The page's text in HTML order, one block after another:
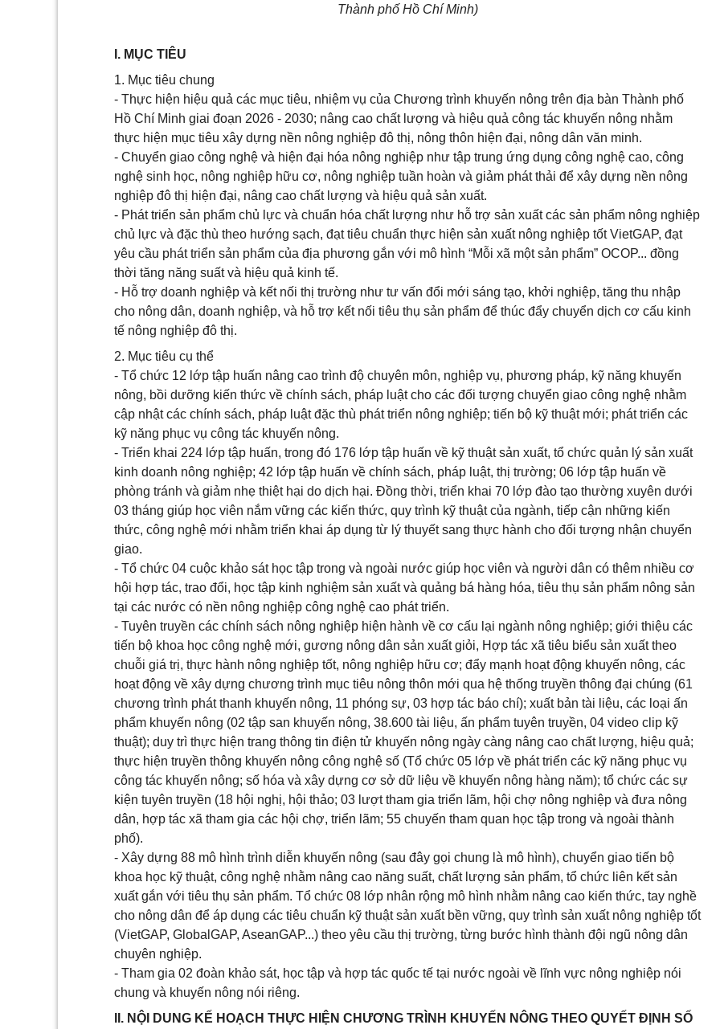
Thành phố Hồ Chí Minh)
I. MỤC TIÊU
1. Mục tiêu chung
- Thực hiện hiệu quả các mục tiêu, nhiệm vụ của Chương trình khuyến nông trên địa bàn Thành phố
Hồ Chí Minh giai đoạn 2026 - 2030; nâng cao chất lượng và hiệu quả công tác khuyến nông nhằm
thực hiện mục tiêu xây dựng nền nông nghiệp đô thị, nông thôn hiện đại, nông dân văn minh.
- Chuyển giao công nghệ và hiện đại hóa nông nghiệp như tập trung ứng dụng công nghệ cao, công
nghệ sinh học, nông nghiệp hữu cơ, nông nghiệp tuần hoàn và giảm phát thải để xây dựng nền nông
nghiệp đô thị hiện đại, nâng cao chất lượng và hiệu quả sản xuất.
- Phát triển sản phẩm chủ lực và chuẩn hóa chất lượng như hỗ trợ sản xuất các sản phẩm nông nghiệp
chủ lực và đặc thù theo hướng sạch, đạt tiêu chuẩn thực hiện sản xuất nông nghiệp tốt VietGAP, đạt
yêu cầu phát triển sản phẩm của địa phương gắn với mô hình “Mỗi xã một sản phẩm” OCOP... đồng
thời tăng năng suất và hiệu quả kinh tế.
- Hỗ trợ doanh nghiệp và kết nối thị trường như tư vấn đổi mới sáng tạo, khởi nghiệp, tăng thu nhập
cho nông dân, doanh nghiệp, và hỗ trợ kết nối tiêu thụ sản phẩm để thúc đẩy chuyển dịch cơ cấu kinh
tế nông nghiệp đô thị.
2. Mục tiêu cụ thể
- Tổ chức 12 lớp tập huấn nâng cao trình độ chuyên môn, nghiệp vụ, phương pháp, kỹ năng khuyến
nông, bồi dưỡng kiến thức về chính sách, pháp luật cho các đối tượng chuyển giao công nghệ nhằm
cập nhật các chính sách, pháp luật đặc thù phát triển nông nghiệp; tiến bộ kỹ thuật mới; phát triển các
kỹ năng phục vụ công tác khuyến nông.
- Triển khai 224 lớp tập huấn, trong đó 176 lớp tập huấn về kỹ thuật sản xuất, tổ chức quản lý sản xuất
kinh doanh nông nghiệp; 42 lớp tập huấn về chính sách, pháp luật, thị trường; 06 lớp tập huấn về
phòng tránh và giảm nhẹ thiệt hại do dịch hại. Đồng thời, triển khai 70 lớp đào tạo thường xuyên dưới
03 tháng giúp học viên nắm vững các kiến thức, quy trình kỹ thuật của ngành, tiếp cận những kiến
thức, công nghệ mới nhằm triển khai áp dụng từ lý thuyết sang thực hành cho đối tượng nhận chuyển
giao.
- Tổ chức 04 cuộc khảo sát học tập trong và ngoài nước giúp học viên và người dân có thêm nhiều cơ
hội hợp tác, trao đổi, học tập kinh nghiệm sản xuất và quảng bá hàng hóa, tiêu thụ sản phẩm nông sản
tại các nước có nền nông nghiệp công nghệ cao phát triển.
- Tuyên truyền các chính sách nông nghiệp hiện hành về cơ cấu lại ngành nông nghiệp; giới thiệu các
tiến bộ khoa học công nghệ mới, gương nông dân sản xuất giỏi, Hợp tác xã tiêu biểu sản xuất theo
chuỗi giá trị, thực hành nông nghiệp tốt, nông nghiệp hữu cơ; đẩy mạnh hoạt động khuyến nông, các
hoạt động về xây dựng chương trình mục tiêu nông thôn mới qua hệ thống truyền thông đại chúng (61
chương trình phát thanh khuyến nông, 11 phóng sự, 03 hợp tác báo chí); xuất bản tài liệu, các loại ấn
phẩm khuyến nông (02 tập san khuyến nông, 38.600 tài liệu, ấn phẩm tuyên truyền, 04 video clip kỹ
thuật); duy trì thực hiện trang thông tin điện tử khuyến nông ngày càng nâng cao chất lượng, hiệu quả;
thực hiện truyền thông khuyến nông công nghệ số (Tổ chức 05 lớp về phát triển các kỹ năng phục vụ
công tác khuyến nông; số hóa và xây dựng cơ sở dữ liệu về khuyến nông hàng năm); tổ chức các sự
kiện tuyên truyền (18 hội nghị, hội thảo; 03 lượt tham gia triển lãm, hội chợ nông nghiệp và đưa nông
dân, hợp tác xã tham gia các hội chợ, triển lãm; 55 chuyến tham quan học tập trong và ngoài thành
phố).
- Xây dựng 88 mô hình trình diễn khuyến nông (sau đây gọi chung là mô hình), chuyển giao tiến bộ
khoa học kỹ thuật, công nghệ nhằm nâng cao năng suất, chất lượng sản phẩm, tổ chức liên kết sản
xuất gắn với tiêu thụ sản phẩm. Tổ chức 08 lớp nhân rộng mô hình nhằm nâng cao kiến thức, tay nghề
cho nông dân để áp dụng các tiêu chuẩn kỹ thuật sản xuất bền vững, quy trình sản xuất nông nghiệp tốt
(VietGAP, GlobalGAP, AseanGAP...) theo yêu cầu thị trường, từng bước hình thành đội ngũ nông dân
chuyên nghiệp.
- Tham gia 02 đoàn khảo sát, học tập và hợp tác quốc tế tại nước ngoài về lĩnh vực nông nghiệp nói
chung và khuyến nông nói riêng.
II. NỘI DUNG KẾ HOẠCH THỰC HIỆN CHƯƠNG TRÌNH KHUYẾN NÔNG THEO QUYẾT ĐỊNH SỐ